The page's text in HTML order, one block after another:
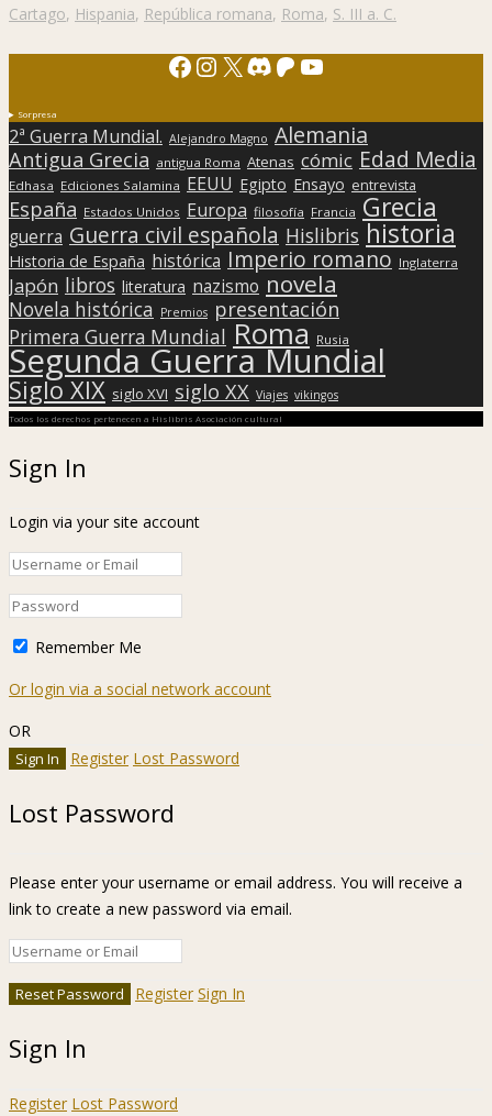
Cartago, Hispania, República romana, Roma, S. III a. C.
Facebook
Instagram
X Discord
Patreon
YouTube
Sorpresa
2ª Guerra Mundial. Alejandro Magno Alemania
Antigua Grecia antigua Roma Atenas cómic Edad Media
Edhasa Ediciones Salamina EEUU Egipto Ensayo entrevista
España Estados Unidos Europa filosofía Francia Grecia
guerra Guerra civil española Hislibris historia
Historia de España histórica Imperio romano Inglaterra
Japón libros literatura nazismo novela
Novela histórica Premios presentación
Primera Guerra Mundial Roma Rusia
Segunda Guerra Mundial
Siglo XIX siglo XVI siglo XX Viajes vikingos
Todos los derechos pertenecen a Hislibris Asociación cultural
Sign In
Login via your site account
Remember Me
Or login via a social network account
OR
Register Lost Password
Lost Password
Please enter your username or email address. You will receive a
link to create a new password via email.
Register Sign In
Sign In
Register Lost Password